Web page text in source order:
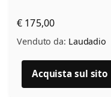
€ 175,00
Venduto da: Laudadio
Acquista sul sito